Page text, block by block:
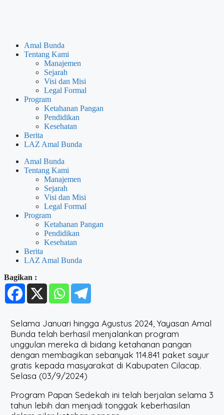
Amal Bunda
Tentang Kami
Manajemen
Sejarah
Visi dan Misi
Legal Formal
Program
Ketahanan Pangan
Pendidikan
Kesehatan
Berita
LAZ Amal Bunda
Amal Bunda
Tentang Kami
Manajemen
Sejarah
Visi dan Misi
Legal Formal
Program
Ketahanan Pangan
Pendidikan
Kesehatan
Berita
LAZ Amal Bunda
Bagikan :
Selama Januari hingga Agustus 2024, Yayasan Amal
Bunda telah berhasil menjalankan program
unggulan mereka di bidang ketahanan pangan
dengan membagikan sebanyak 114.841 paket sayur
gratis kepada masyarakat di Kabupaten Cilacap.
Selasa (03/9/2024)
Program Papan Sedekah ini telah berjalan selama 3
tahun lebih dan menjadi tonggak keberhasilan